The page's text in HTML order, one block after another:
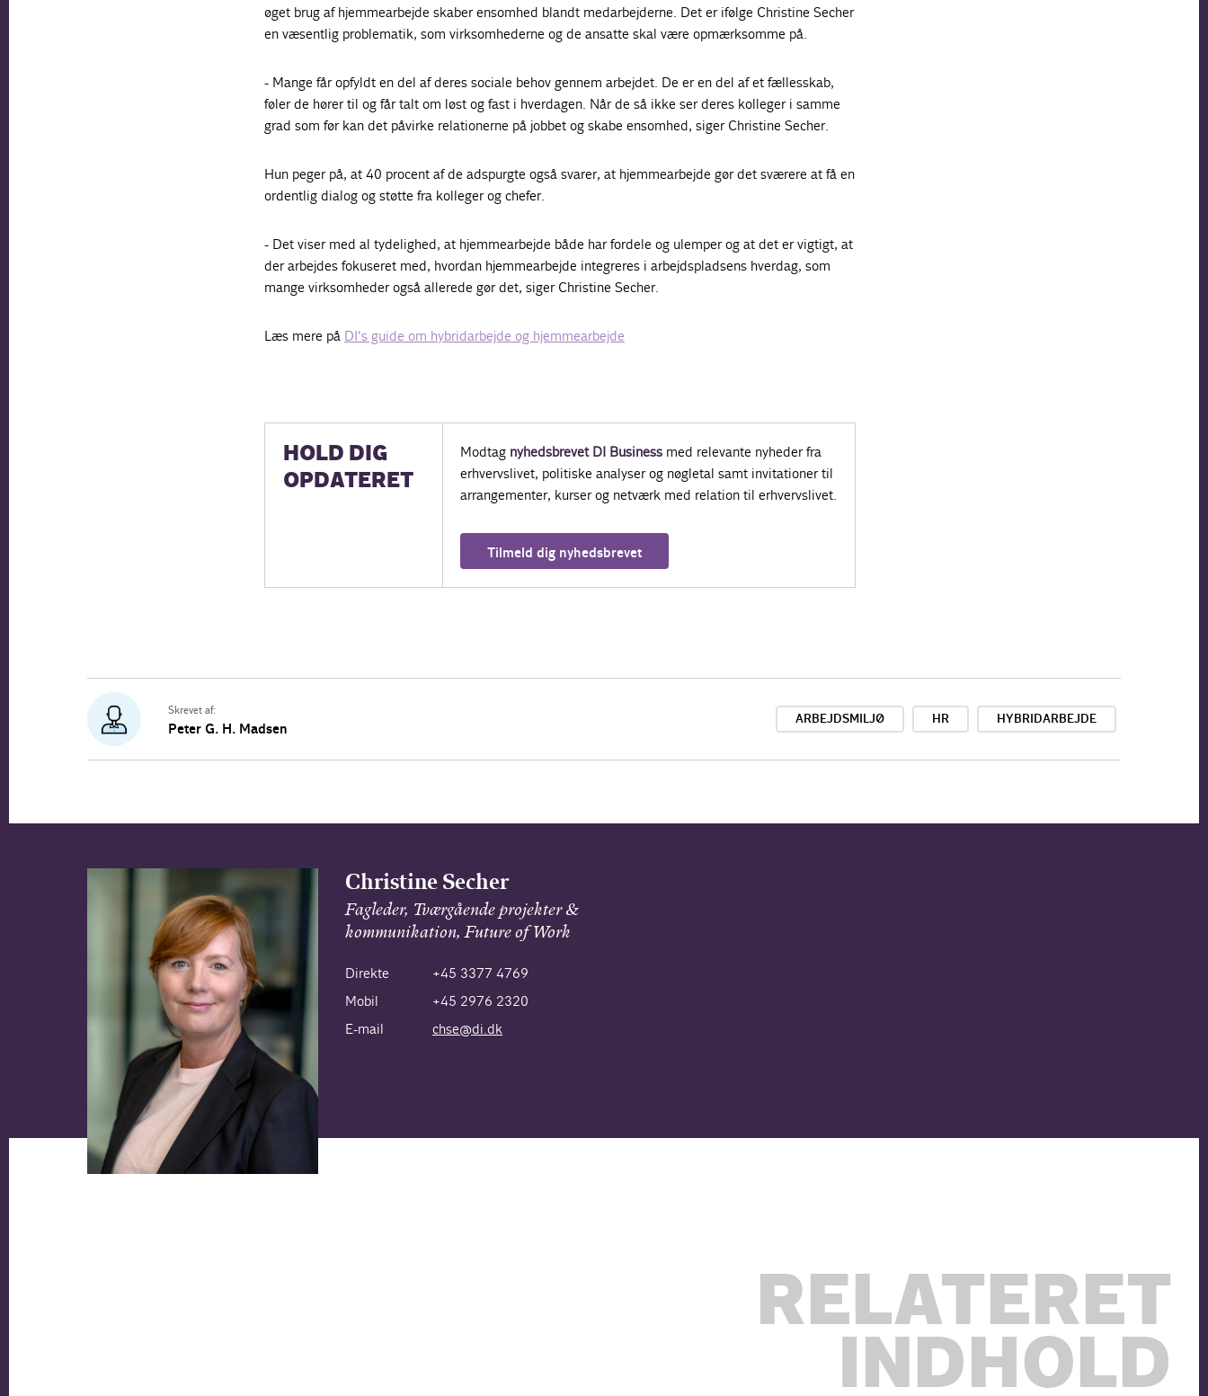
øget brug af hjemmearbejde skaber ensomhed blandt medarbejderne. Det er ifølge Christine Secher
en væsentlig problematik, som virksomhederne og de ansatte skal være opmærksomme på.
- Mange får opfyldt en del af deres sociale behov gennem arbejdet. De er en del af et fællesskab,
føler de hører til og får talt om løst og fast i hverdagen. Når de så ikke ser deres kolleger i samme
grad som før kan det påvirke relationerne på jobbet og skabe ensomhed, siger Christine Secher.
Hun peger på, at 40 procent af de adspurgte også svarer, at hjemmearbejde gør det sværere at få en
ordentlig dialog og støtte fra kolleger og chefer.
- Det viser med al tydelighed, at hjemmearbejde både har fordele og ulemper og at det er vigtigt, at
der arbejdes fokuseret med, hvordan hjemmearbejde integreres i arbejdspladsens hverdag, som
mange virksomheder også allerede gør det, siger Christine Secher.
Læs mere på DI's guide om hybridarbejde og hjemmearbejde
HOLD DIG
OPDATERET
Modtag nyhedsbrevet DI Businessmed relevante nyheder fra
erhvervslivet, politiske analyser og nøgletal samt invitationer til
arrangementer, kurser og netværk med relation til erhvervslivet.
Tilmeld dig nyhedsbrevet
Skrevet af:
Peter G. H. Madsen
ARBEJDSMILJØ HR HYBRIDARBEJDE
Christine Secher
Fagleder, Tværgående projekter &
kommunikation, Future of Work
Direkte
+45 3377 4769
Mobil
+45 2976 2320
E-mail
chse@di.dk
RELATERET
INDHOLD